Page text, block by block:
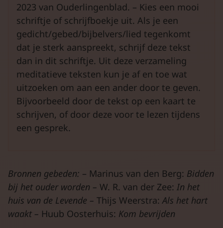
2023 van Ouderlingenblad. – Kies een mooi
schriftje of schrijfboekje uit. Als je een
gedicht/gebed/bijbelvers/lied tegenkomt
dat je sterk aanspreekt, schrijf deze tekst
dan in dit schriftje. Uit deze verzameling
meditatieve teksten kun je af en toe wat
uitzoeken om aan een ander door te geven.
Bijvoorbeeld door de tekst op een kaart te
schrijven, of door deze voor te lezen tijdens
een gesprek.
Bronnen gebeden: – Marinus van den Berg: Bidden
bij het ouder worden – W. R. van der Zee: In het
huis van de Levende – Thijs Weerstra:Als het hart
waakt – Huub Oosterhuis: Kom bevrijden